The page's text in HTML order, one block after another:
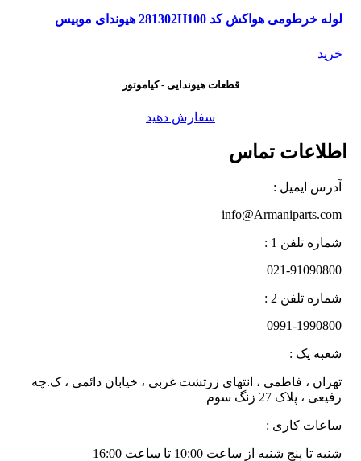
لوله خرطومی هواکش کد 281302H100 هیوندای موبیس
خرید
قطعات هیوندایی - کیاموتور
سفارش دهید
اطلاعات تماس
آدرس ایمیل :
info@Armaniparts.com
شماره تلفن 1 :
021-91090800
شماره تلفن 2 :
0991-1990800
شعبه یک :
تهران ، فاطمی ، انتهای زرتشت غربی ، خیابان دائمی ، ک.چه
رفیعی ، پلاک 27 زنگ سوم
ساعات کاری :
شنبه تا پنج شنبه از ساعت 10:00 تا ساعت 16:00